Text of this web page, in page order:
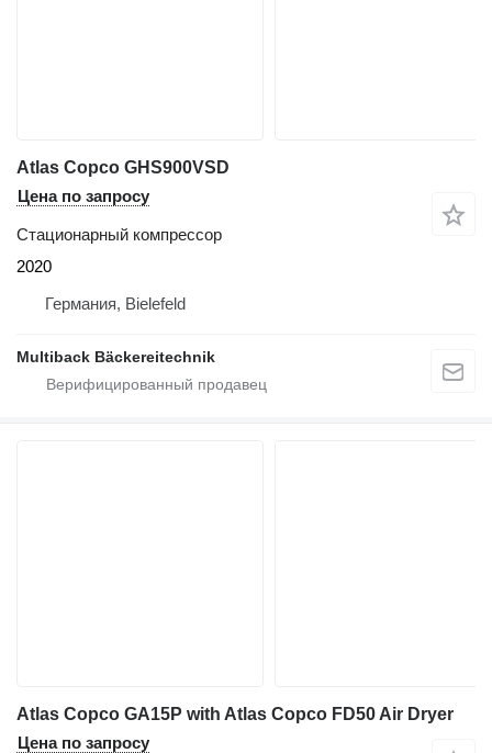
Atlas Copco GHS900VSD
Цена по запросу
Стационарный компрессор
2020
Германия, Bielefeld
Multiback Bäckereitechnik
Atlas Copco GA15P with Atlas Copco FD50 Air Dryer
Цена по запросу